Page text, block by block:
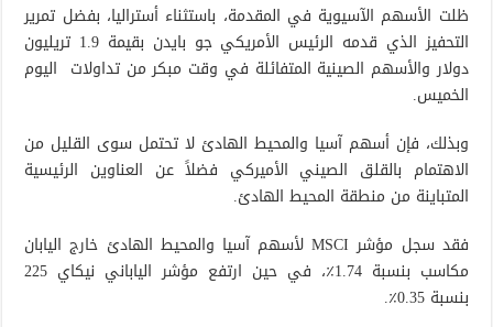
ظلت الأسهم الآسيوية في المقدمة، باستثناء أستراليا، بفضل تمرير
التحفيز الذي قدمه الرئيس الأمريكي جو بايدن بقيمة 1.9 تريليون
دولار والأسهم الصينية المتفائلة في وقت مبكر من تداولات اليوم
الخميس.
وبذلك، فإن أسهم آسيا والمحيط الهادئ لا تحتمل سوى القليل من
الاهتمام بالقلق الصيني الأميركي فضلاً عن العناوين الرئيسية
المتباينة من منطقة المحيط الهادئ.
فقد سجل مؤشر MSCI لأسهم آسيا والمحيط الهادئ خارج اليابان
مكاسب بنسبة 1.74٪، في حين ارتفع مؤشر الياباني نيكاي 225
بنسبة 0.35٪.